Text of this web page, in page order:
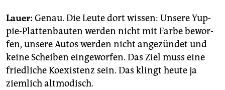
Lauer: Genau. Die Leute dort wis­sen: Un­se­re Yup­
pie-Plat­ten­bau­ten wer­den nicht mit Farbe be­wor­
fen, un­se­re Autos wer­den nicht an­ge­zün­det und
keine Schei­ben ein­ge­wor­fen. Das Ziel muss eine
fried­li­che Ko­exis­tenz sein. Das klingt heute ja
ziem­lich alt­mo­disch.